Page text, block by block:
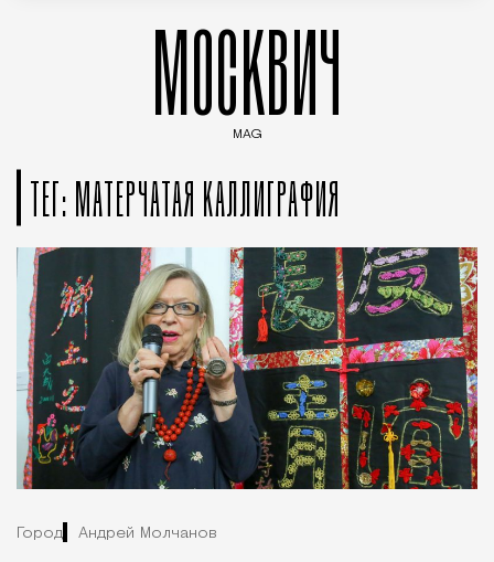
МОСКВИЧ
MAG
ТЕГ: МАТЕРЧАТАЯ КАЛЛИГРАФИЯ
Город Андрей Молчанов